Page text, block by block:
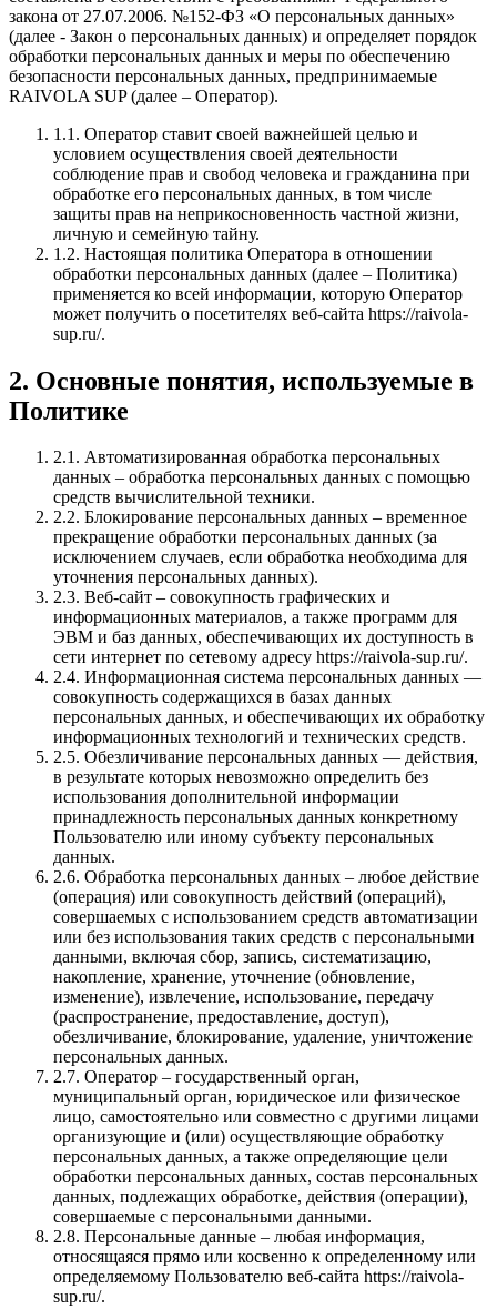
закона от 27.07.2006. №152-ФЗ «О персональных данных»
(далее - Закон о персональных данных) и определяет порядок
обработки персональных данных и меры по обеспечению
безопасности персональных данных, предпринимаемые
RAIVOLA SUP (далее – Оператор).
1.1. Оператор ставит своей важнейшей целью и
условием осуществления своей деятельности
соблюдение прав и свобод человека и гражданина при
обработке его персональных данных, в том числе
защиты прав на неприкосновенность частной жизни,
личную и семейную тайну.
1.2. Настоящая политика Оператора в отношении
обработки персональных данных (далее – Политика)
применяется ко всей информации, которую Оператор
может получить о посетителях веб-сайта https://raivola-
sup.ru/.
2. Основные понятия, используемые в
Политике
2.1. Автоматизированная обработка персональных
данных – обработка персональных данных с помощью
средств вычислительной техники.
2.2. Блокирование персональных данных – временное
прекращение обработки персональных данных (за
исключением случаев, если обработка необходима для
уточнения персональных данных).
2.3. Веб-сайт – совокупность графических и
информационных материалов, а также программ для
ЭВМ и баз данных, обеспечивающих их доступность в
сети интернет по сетевому адресу https://raivola-sup.ru/.
2.4. Информационная система персональных данных —
совокупность содержащихся в базах данных
персональных данных, и обеспечивающих их обработку
информационных технологий и технических средств.
2.5. Обезличивание персональных данных — действия,
в результате которых невозможно определить без
использования дополнительной информации
принадлежность персональных данных конкретному
Пользователю или иному субъекту персональных
данных.
2.6. Обработка персональных данных – любое действие
(операция) или совокупность действий (операций),
совершаемых с использованием средств автоматизации
или без использования таких средств с персональными
данными, включая сбор, запись, систематизацию,
накопление, хранение, уточнение (обновление,
изменение), извлечение, использование, передачу
(распространение, предоставление, доступ),
обезличивание, блокирование, удаление, уничтожение
персональных данных.
2.7. Оператор – государственный орган,
муниципальный орган, юридическое или физическое
лицо, самостоятельно или совместно с другими лицами
организующие и (или) осуществляющие обработку
персональных данных, а также определяющие цели
обработки персональных данных, состав персональных
данных, подлежащих обработке, действия (операции),
совершаемые с персональными данными.
2.8. Персональные данные – любая информация,
относящаяся прямо или косвенно к определенному или
определяемому Пользователю веб-сайта https://raivola-
sup.ru/.